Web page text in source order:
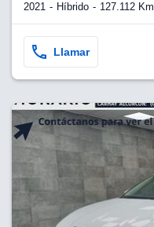
2021 Híbrido 127.112 Km
Llamar